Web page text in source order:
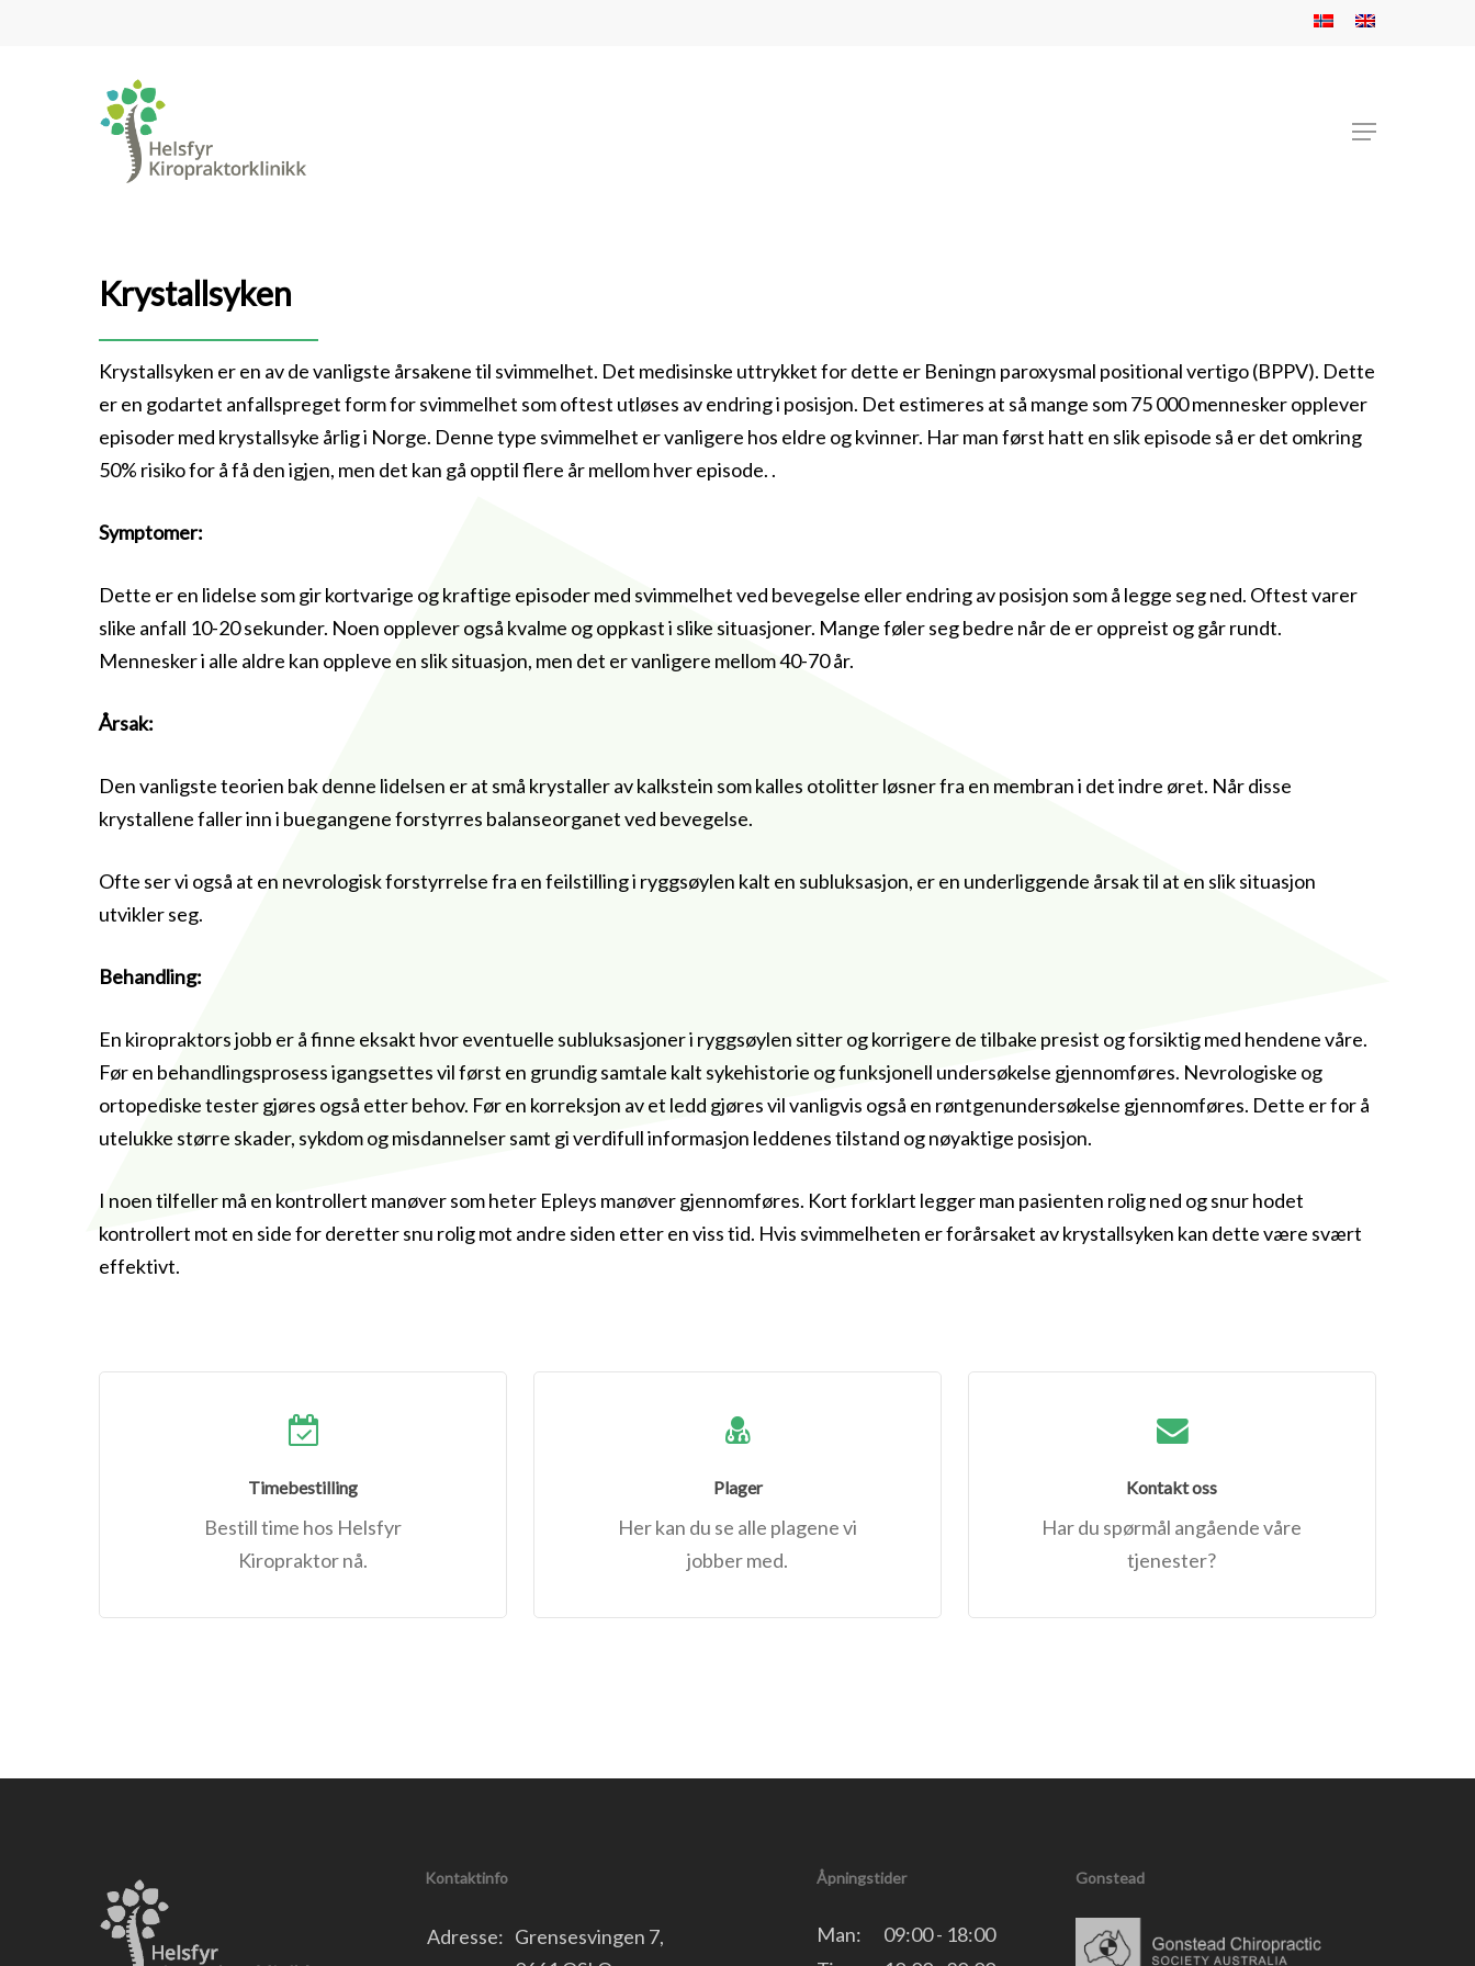
Menu
Krystallsyken
Krystallsyken er en av de vanligste årsakene til svimmelhet. Det medisinske uttrykket for dette er Beningn paroxysmal positional vertigo (BPPV). Dette
er en godartet anfallspreget form for svimmelhet som oftest utløses av endring i posisjon. Det estimeres at så mange som 75 000 mennesker opplever
episoder med krystallsyke årlig i Norge. Denne type svimmelhet er vanligere hos eldre og kvinner. Har man først hatt en slik episode så er det omkring
50% risiko for å få den igjen, men det kan gå opptil flere år mellom hver episode. .
Symptomer:
Dette er en lidelse som gir kortvarige og kraftige episoder med svimmelhet ved bevegelse eller endring av posisjon som å legge seg ned. Oftest varer
slike anfall 10-20 sekunder. Noen opplever også kvalme og oppkast i slike situasjoner. Mange føler seg bedre når de er oppreist og går rundt.
Mennesker i alle aldre kan oppleve en slik situasjon, men det er vanligere mellom 40-70 år.
Årsak:
Den vanligste teorien bak denne lidelsen er at små krystaller av kalkstein som kalles otolitter løsner fra en membran i det indre øret. Når disse
krystallene faller inn i buegangene forstyrres balanseorganet ved bevegelse.
Ofte ser vi også at en nevrologisk forstyrrelse fra en feilstilling i ryggsøylen kalt en subluksasjon, er en underliggende årsak til at en slik situasjon
utvikler seg.
Behandling:
En kiropraktors jobb er å finne eksakt hvor eventuelle subluksasjoner i ryggsøylen sitter og korrigere de tilbake presist og forsiktig med hendene våre.
Før en behandlingsprosess igangsettes vil først en grundig samtale kalt sykehistorie og funksjonell undersøkelse gjennomføres. Nevrologiske og
ortopediske tester gjøres også etter behov. Før en korreksjon av et ledd gjøres vil vanligvis også en røntgenundersøkelse gjennomføres. Dette er for å
utelukke større skader, sykdom og misdannelser samt gi verdifull informasjon leddenes tilstand og nøyaktige posisjon.
I noen tilfeller må en kontrollert manøver som heter Epleys manøver gjennomføres. Kort forklart legger man pasienten rolig ned og snur hodet
kontrollert mot en side for deretter snu rolig mot andre siden etter en viss tid. Hvis svimmelheten er forårsaket av krystallsyken kan dette være svært
effektivt.
Timebestilling
Bestill time hos Helsfyr
Kiropraktor nå.
Plager
Her kan du se alle plagene vi
jobber med.
Kontakt oss
Har du spørmål angående våre
tjenester?
Kontaktinfo
Adresse: Grensesvingen 7,
Åpningstider
Man:
09:00 - 18:00
Gonstead